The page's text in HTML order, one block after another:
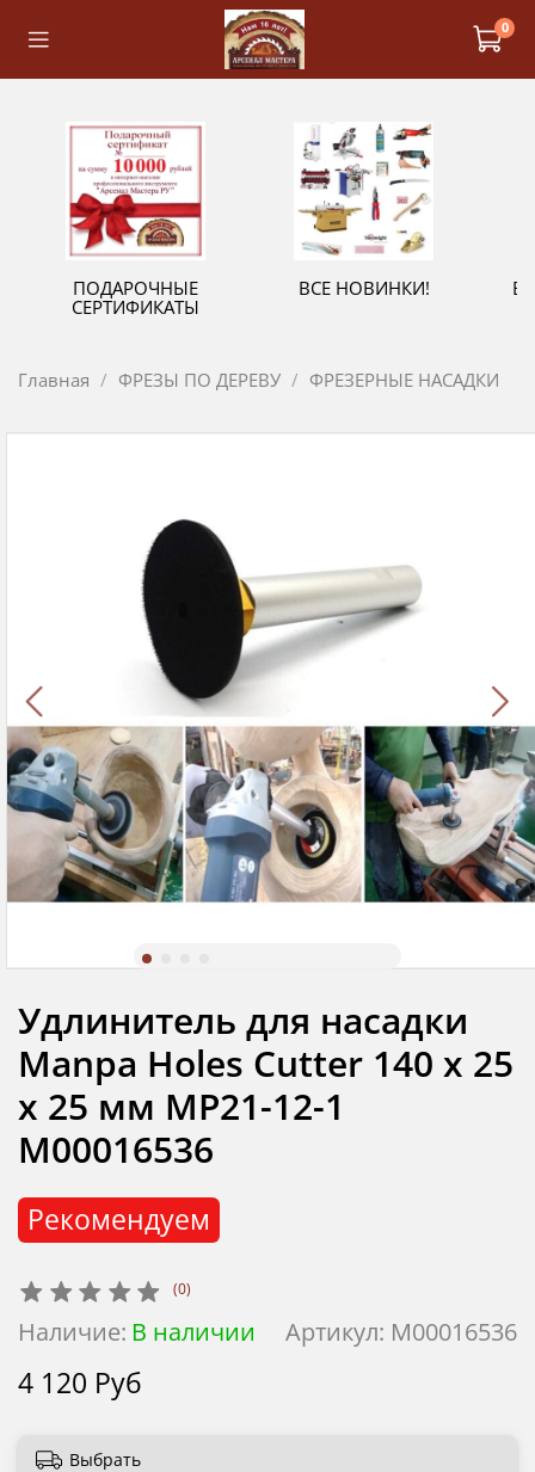
0
ПОДАРОЧНЫЕ
СЕРТИФИКАТЫ
ВСЕ НОВИНКИ!
Главная ФРЕЗЫ ПО ДЕРЕВУ ФРЕЗЕРНЫЕ НАСАДКИ
(0)
Артикул: М00016536
Наличие: В наличии
Рекомендуем
Удлинитель для насадки
Manpa Holes Cutter 140 х 25
х 25 мм MP21-12-1
М00016536
4 120 Руб
Выбрать